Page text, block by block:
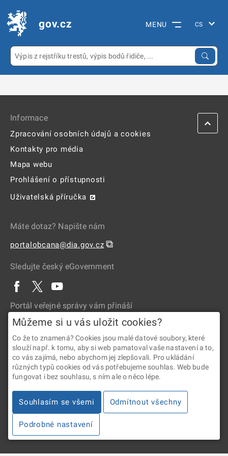
gov.cz MENU
Informace
Zpracování osobních údajů a cookies
Kontakty pro média
Mapa webu
Prohlášení o přístupnosti
Uživatelská příručka
Máte dotaz? Napište nám
portalobcana@dia.gov.cz ⧉
Sledujte český eGovernment
Portál veřejné správy vám přináší
2026 © Digitální a informační agentura • Informace jsou poskytovány
v souladu se zákonem č. 106/1999 Sb., o svobodném přístupu
Verze 4.2.288
Můžeme si u vás uložit cookies?
Co že to znamená? Cookies jsou malé datové soubory, které
slouží např. k tomu, aby si web pamatoval vaše nastavení a to,
co vás zajímá, nebo abychom jej zlepšovali. Pro ukládání
různých typů cookies od vás potřebujeme souhlas. Web bude
fungovat i bez souhlasu, s ním ale o něco lépe.
Souhlasím se všemi Odmítnout všechny
Podrobné nastavení